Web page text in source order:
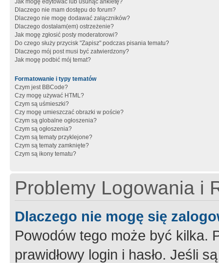
Jak mogę edytować lub usunąć ankietę?
Dlaczego nie mam dostępu do forum?
Dlaczego nie mogę dodawać załączników?
Dlaczego dostałam(em) ostrzeżenie?
Jak mogę zgłosić posty moderatorowi?
Do czego służy przycisk "Zapisz" podczas pisania tematu?
Dlaczego mój post musi być zatwierdzony?
Jak mogę podbić mój temat?
Formatowanie i typy tematów
Czym jest BBCode?
Czy mogę używać HTML?
Czym są uśmieszki?
Czy mogę umieszczać obrazki w poście?
Czym są globalne ogłoszenia?
Czym są ogłoszenia?
Czym są tematy przyklejone?
Czym są tematy zamknięte?
Czym są ikony tematu?
Problemy Logowania i
Dlaczego nie mogę się
Powodów tego może być kilka.
prawidłowy login i hasło. Jeśli